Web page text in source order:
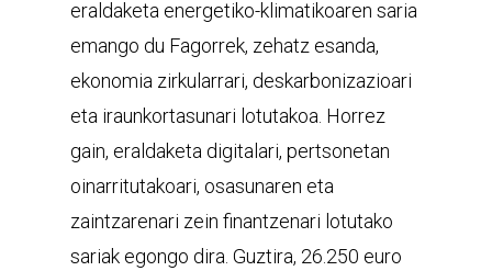
eraldaketa energetiko-klimatikoaren saria
emango du Fagorrek, zehatz esanda,
ekonomia zirkularrari, deskarbonizazioari
eta iraunkortasunari lotutakoa. Horrez
gain, eraldaketa digitalari, pertsonetan
oinarritutakoari, osasunaren eta
zaintzarenari zein finantzenari lotutako
sariak egongo dira. Guztira, 26.250 euro